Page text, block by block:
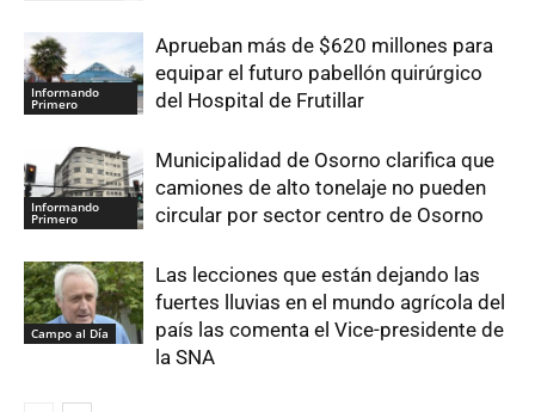
Informando
Primero
Aprueban más de $620 millones para
equipar el futuro pabellón quirúrgico
del Hospital de Frutillar
Informando
Primero
Municipalidad de Osorno clarifica que
camiones de alto tonelaje no pueden
circular por sector centro de Osorno
Campo al Día
Las lecciones que están dejando las
fuertes lluvias en el mundo agrícola del
país las comenta el Vice-presidente de
la SNA